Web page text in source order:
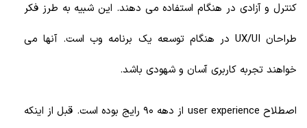
کنترل و آزادی در هنگام استفاده می دهند. این شبیه به طرز فکر
طراحان UX/UI در هنگام توسعه یک برنامه وب است. آنها می
خواهند تجربه کاربری آسان و شهودی باشد.
اصطلاح user experience از دهه 90 رایج بوده است. قبل از اینکه